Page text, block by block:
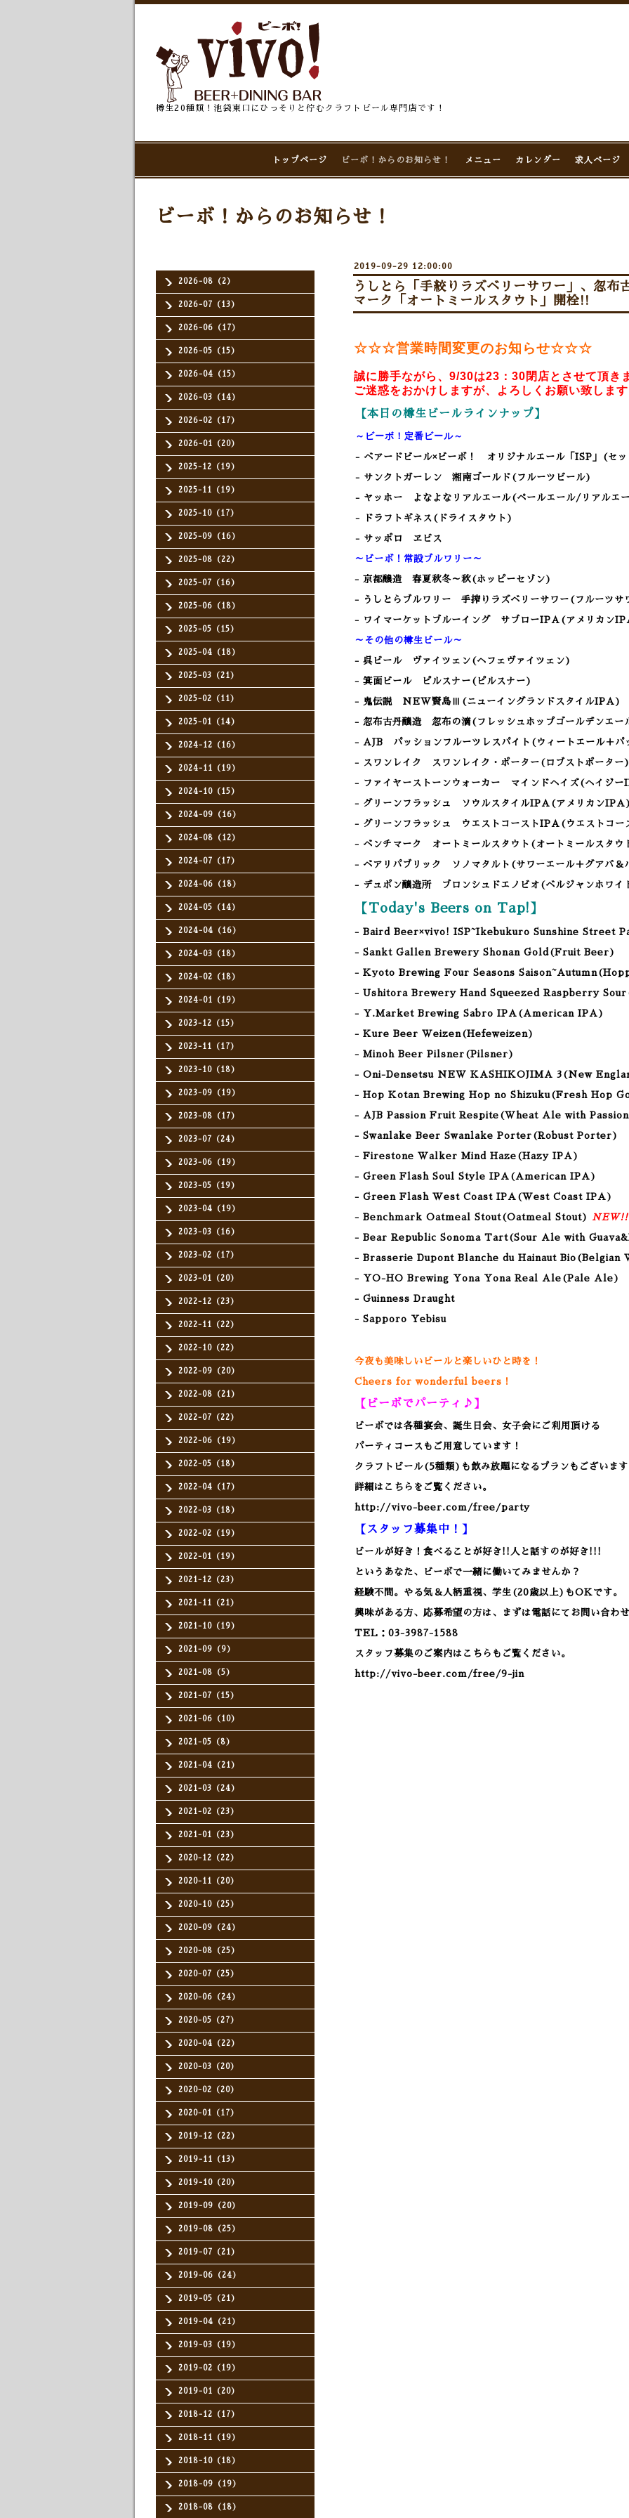
樽生20種類！池袋東口にひっそりと佇むクラフトビール専門店です！
トップページ ビーボ！からのお知らせ！ メニュー カレンダー 求人ページ
2026-08（2）
2026-07（13）
2026-06（17）
2026-05（15）
2026-04（15）
2026-03（14）
2026-02（17）
2026-01（20）
2025-12（19）
2025-11（19）
2025-10（17）
2025-09（16）
2025-08（22）
2025-07（16）
2025-06（18）
2025-05（15）
2025-04（18）
2025-03（21）
2025-02（11）
2025-01（14）
2024-12（16）
2024-11（19）
2024-10（15）
2024-09（16）
2024-08（12）
2024-07（17）
2024-06（18）
2024-05（14）
2024-04（16）
2024-03（18）
2024-02（18）
2024-01（19）
2023-12（15）
2023-11（17）
2023-10（18）
2023-09（19）
2023-08（17）
2023-07（24）
2023-06（19）
2023-05（19）
2023-04（19）
2023-03（16）
2023-02（17）
2023-01（20）
2022-12（23）
2022-11（22）
2022-10（22）
2022-09（20）
2022-08（21）
2022-07（22）
2022-06（19）
2022-05（18）
2022-04（17）
2022-03（18）
2022-02（19）
2022-01（19）
2021-12（23）
2021-11（21）
2021-10（19）
2021-09（9）
2021-08（5）
2021-07（15）
2021-06（10）
2021-05（8）
2021-04（21）
2021-03（24）
2021-02（23）
2021-01（23）
2020-12（22）
2020-11（20）
2020-10（25）
2020-09（24）
2020-08（25）
2020-07（25）
2020-06（24）
2020-05（27）
2020-04（22）
2020-03（20）
2020-02（20）
2020-01（17）
2019-12（22）
2019-11（13）
2019-10（20）
2019-09（20）
2019-08（25）
2019-07（21）
2019-06（24）
2019-05（21）
2019-04（21）
2019-03（19）
2019-02（19）
2019-01（20）
2018-12（17）
2018-11（19）
2018-10（18）
2018-09（19）
2018-08（18）
ビーボ！からのお知らせ！
2019-09-29 12:00:00
うしとら「手絞りラズベリーサワー」、忽布
マーク「オートミールスタウト」開栓!!
☆☆☆営業時間変更のお知らせ☆☆☆
誠に勝手ながら、9/30は23：30閉店とさせて頂き
ご迷惑をおかけしますが、よろしくお願い致しま
【本日の樽生ビールラインナップ】
～ビーボ！定番ビール～
- ベアードビール×ビーボ！ オリジナルエール「ISP」(セ
- サンクトガーレン 湘南ゴールド(フルーツビール)
- ヤッホー よなよなリアルエール(ペールエール/リアルエ
- ドラフトギネス(ドライスタウト)
- サッポロ ヱビス
～ビーボ！常設ブルワリー～
- 京都醸造 春夏秋冬～秋(ホッピーセゾン)
- うしとらブルワリー 手搾りラズベリーサワー(フルーツ
- ワイマーケットブルーイング サブローIPA(アメリカン
～その他の樽生ビール～
- 呉ビール ヴァイツェン(ヘフェヴァイツェン)
- 箕面ビール ピルスナー(ピルスナー)
- 鬼伝説 NEW賢島Ⅲ(ニューイングランドスタイルIPA)
- 忽布古丹醸造 忽布の滴(フレッシュホップゴールデンエ
- AJB パッションフルーツレスパイト(ウィートエール＋パ
- スワンレイク スワンレイク・ポーター(ロブストポーター
- ファイヤーストーンウォーカー マインドヘイズ(ヘイジ
- グリーンフラッシュ ソウルスタイルIPA(アメリカン
- グリーンフラッシュ ウエストコーストIPA(ウエストコ
- ベンチマーク オートミールスタウト(オートミールスタ
- ベアリパブリック ソノマタルト(サワーエール＋グアバ＆
- デュポン醸造所 ブロンシュドエノビオ(ベルジャンホワイ
【Today's Beers on Tap!】
- Baird Beer×vivo! ISP~Ikebukuro Sunshine Street
- Sankt Gallen Brewery Shonan Gold(Fruit Beer)
- Kyoto Brewing Four Seasons
- Ushitora Brewery Hand Squeezed Raspberry
- Y.Market Brewing Sabro IPA(American IPA)
- Kure Beer Weizen(Hefeweizen)
- Minoh Beer Pilsner(Pilsner)
- Oni-Densetsu NEW KASHIKOJIMA 3(New
- Hop Kotan Brewing Hop no Shizuku(Fresh Hop
- AJB Passion Fruit Respite(Wheat Ale with
- Swanlake Beer Swanlake Porter(Robust Porter)
- Firestone Walker Mind Haze(Hazy IPA)
- Green Flash Soul Style IPA(American IPA)
- Green Flash West Coast IPA(West Coast IPA)
- Benchmark Oatmeal Stout(Oatmeal Stout)
- Bear Republic Sonoma Tart(Sour Ale with
- Brasserie Dupont Blanche du Hainaut Bio(Belgian
- YO-HO Brewing Yona Yona Real Ale(Pale Ale)
- Guinness Draught
- Sapporo Yebisu
今夜も美味しいビールと楽しいひと時を！
Cheers for wonderful beers！
【ビーボでパーティ♪】
ビーボでは各種宴会、誕生日会、女子会にご利用頂ける
パーティコースもご用意しています！
クラフトビール(5種類)も飲み放題になるプランもございま
詳細はこちらをご覧ください。
http://vivo-beer.com/free/party
【スタッフ募集中！】
ビールが好き！食べることが好き!!人と話すのが好き!!!
というあなた、ビーボで一緒に働いてみませんか？
経験不問。やる気＆人柄重視、学生(20歳以上)もOKです。
興味がある方、応募希望の方は、まずは電話にてお問い合わ
TEL：03-3987-1588
スタッフ募集のご案内はこちらもご覧ください。
http://vivo-beer.com/free/9-jin